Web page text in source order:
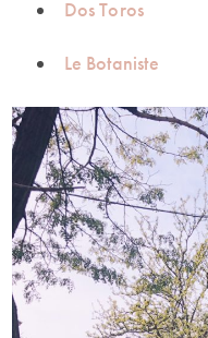
Dos Toros
Le Botaniste